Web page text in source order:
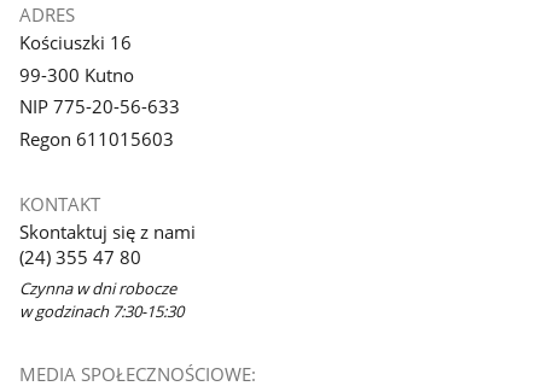
ADRES
Kościuszki 16
99-300 Kutno
NIP 775-20-56-633
Regon 611015603
KONTAKT
Skontaktuj się z nami
(24) 355 47 80
Czynna w dni robocze
w godzinach 7:30-15:30
MEDIA SPOŁECZNOŚCIOWE: